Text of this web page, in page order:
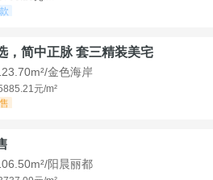
，简中正脉 套三精装美宅
金色海岸
元/m²
阳晨丽都